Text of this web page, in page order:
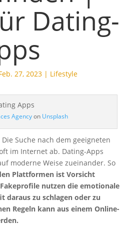
Dating-
27, 2023| Lifestyle
Agencyon Unsplash
Suche nach dem geeigneten
im Internet ab. Dating-Apps
moderne Weise zueinander. So
Plattformen ist Vorsicht
nutzen die emotionale
daraus zu schlagen oder zu
Regeln kann aus einem Online-